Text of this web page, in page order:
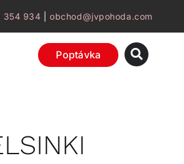
354 934 |obchod@jvpohoda.com
Poptávka